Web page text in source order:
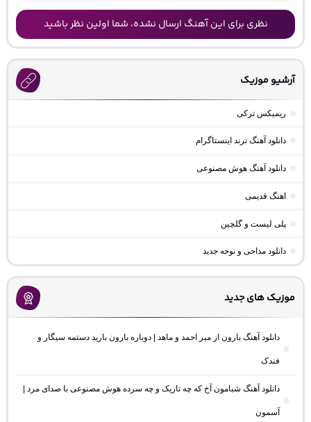
نظری برای این آهنگ ارسال نشده، شما اولین نظر باشید
آرشیو موزیک
ریمیکس ترکی
دانلود آهنگ ترند اینستاگرام
دانلود آهنگ هوش مصنوعی
اهنگ قدیمی
پلی لیست و گلچین
دانلود مداحی و نوحه جدید
موزیک های جدید
دانلود آهنگ بارون از میر احمد و ماهد | دوباره بارون بارید دستمه سیگار و
فندک
دانلود آهنگ شبامون آخ که چه تاریک و چه سرده هوش مصنوعی با صدای مرد |
آسمون